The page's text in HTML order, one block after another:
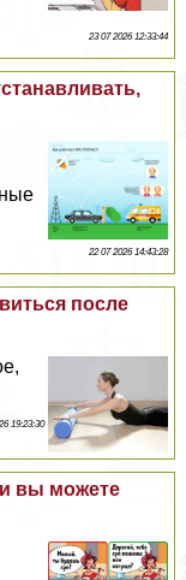
23 07 2026 12:33:44
22 07 2026 14:43:28
после
19:23:30
вы можете